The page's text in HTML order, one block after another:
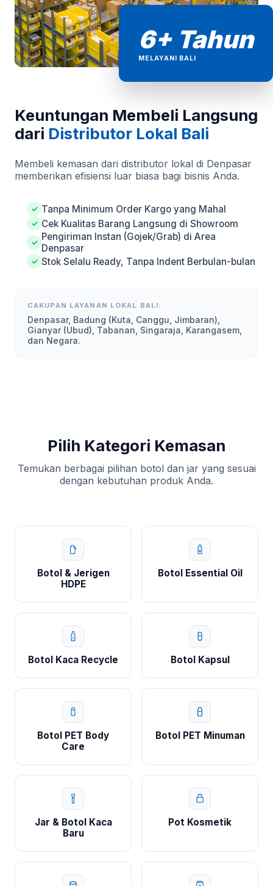
6+ Tahun
MELAYANI BALI
Keuntungan Membeli Langsung
dari Distributor Lokal Bali
Membeli kemasan dari distributor lokal di Denpasar
memberikan efisiensi luar biasa bagi bisnis Anda.
✓ Tanpa Minimum Order Kargo yang Mahal
✓ Cek Kualitas Barang Langsung di Showroom
✓ Pengiriman Instan (Gojek/Grab) di Area
Denpasar
✓ Stok Selalu Ready, Tanpa Indent Berbulan-bulan
CAKUPAN LAYANAN LOKAL BALI:
Denpasar, Badung (Kuta, Canggu, Jimbaran),
Gianyar (Ubud), Tabanan, Singaraja, Karangasem,
dan Negara.
Pilih Kategori Kemasan
Temukan berbagai pilihan botol dan jar yang sesuai
dengan kebutuhan produk Anda.
Botol & Jerigen
HDPE
Botol Essential Oil
Botol Kaca Recycle Botol Kapsul
Botol PET Body
Care
Botol PET Minuman
Jar & Botol Kaca
Baru
Pot Kosmetik